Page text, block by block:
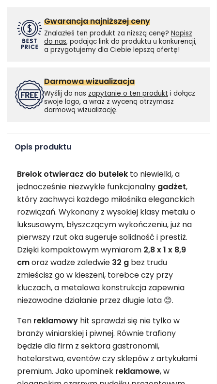
Gwarancja najniższej ceny
Znalazłeś ten produkt za niższą cenę? Napisz
do nas, podając link do produktu u konkurencji,
a przygotujemy dla Ciebie lepszą ofertę!
Darmowa wizualizacja
Wyślij do nas zapytanie o ten produkt i dołącz
swoje logo, a wraz z wyceną otrzymasz
darmową wizualizację.
Opis produktu
Brelok otwieracz do butelek to niewielki, a
jednocześnie niezwykle funkcjonalny gadżet,
który zachwyci każdego miłośnika eleganckich
rozwiązań. Wykonany z wysokiej klasy metalu o
luksusowym, błyszczącym wykończeniu, już na
pierwszy rzut oka sugeruje solidność i prestiż.
Dzięki kompaktowym wymiarom 2,8 x 1 x 8,9
cmoraz wadze zaledwie 32 g bez trudu
zmieścisz go w kieszeni, torebce czy przy
kluczach, a metalowa konstrukcja zapewnia
niezawodne działanie przez długie lata 😊.
Ten reklamowy hit sprawdzi się nie tylko w
branży winiarskiej i piwnej. Równie trafiony
będzie dla firm z sektora gastronomii,
hotelarstwa, eventów czy sklepów z artykułami
premium. Jako upominek reklamowe, w